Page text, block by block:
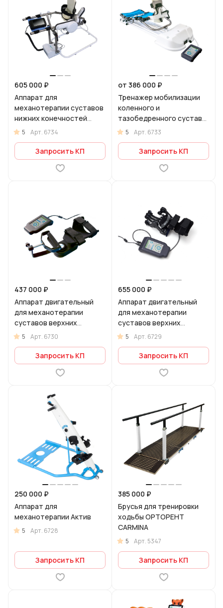
605 000 ₽
Аппарат для
механотерапии суставов
нижних конечностей
Орторент-голеностоп
5 Арт. 6734
Запросить КП
от 386 000 ₽
Тренажер мобилизации
коленного и
тазобедренного сустава
Орторент К
5 Арт. 6733
Запросить КП
437 000 ₽
Аппарат двигательный
для механотерапии
суставов верхних
конечностей Орторент-
лучезапястный
5 Арт. 6730
Запросить КП
655 000 ₽
Аппарат двигательный
для механотерапии
суставов верхних
конечностей Орторент-
5 Арт. 6729
Запросить КП
250 000 ₽
Аппарат для
механотерапии Актив
5 Арт. 6728
Запросить КП
385 000 ₽
Брусья для тренировки
ходьбы ОРТОРЕНТ
CARMINA
5 Арт. 5347
Запросить КП